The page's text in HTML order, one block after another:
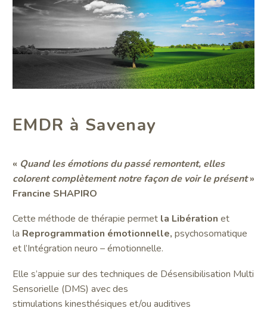
EMDR à Savenay
« Quand les émotions du passé remontent, elles
colorent complètement notre façon de voir le présent»
Francine SHAPIRO
Cette méthode de thérapie permet la Libération et
la Reprogrammation émotionnelle, psychosomatique
et l’Intégration neuro – émotionnelle.
Elle s’appuie sur des techniques de Désensibilisation Multi
Sensorielle (DMS) avec des
stimulations kinesthésiques et/ou auditives